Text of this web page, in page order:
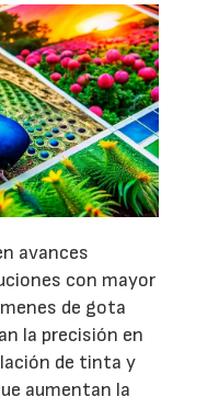
avances
con mayor
de gota
la precisión en
de tinta y
aumentan la